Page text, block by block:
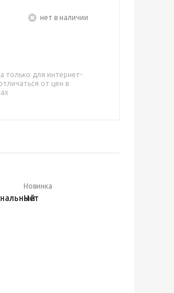
Нет в наличии
только для интернет-
от цен в
Новинка
Нет